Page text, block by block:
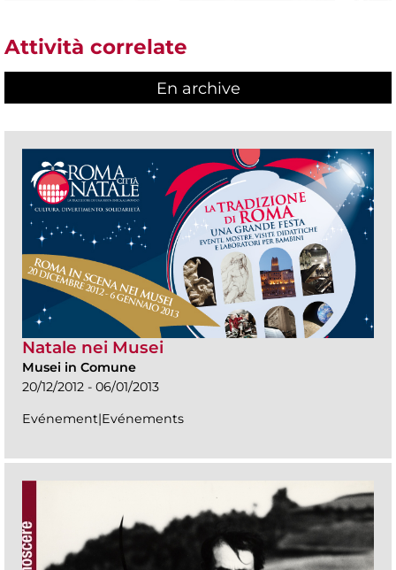
Attività correlate
En archive
Natale nei Musei
Musei in Comune
20/12/2012 - 06/01/2013
Evénement|Evénements